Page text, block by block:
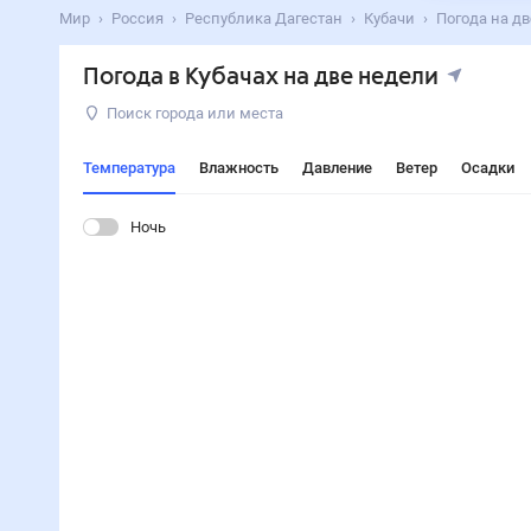
Мир Россия Республика Дагестан Кубачи Погода на
Погода в Кубачах на две недели
Поиск города или места
Температура Влажность Давление Ветер Осадки
Ночь